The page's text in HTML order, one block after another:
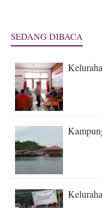
SEDANG DIBACA